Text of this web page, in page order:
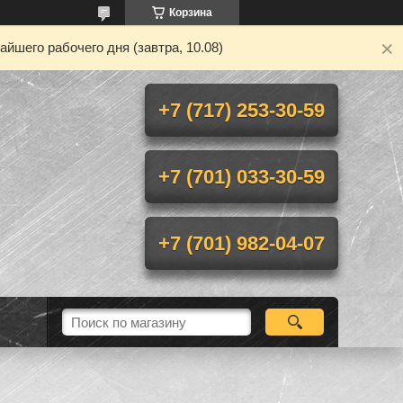
Корзина
рабочего дня (завтра, 10.08)
+7 (717) 253-30-59
+7 (701) 033-30-59
+7 (701) 982-04-07